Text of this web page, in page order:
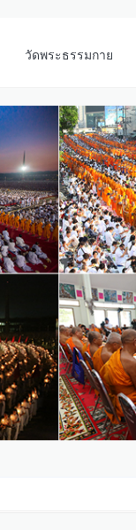
วัดพระธรรมกาย